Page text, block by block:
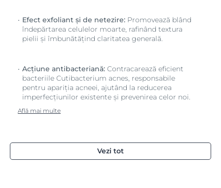
Efect exfoliant și de netezire: Promovează blând
îndepărtarea celulelor moarte, rafinând textura
pielii și îmbunătățind claritatea generală.
Acțiune antibacteriană: Contracarează eficient
bacteriile Cutibacterium acnes, responsabile
pentru apariția acneei, ajutând la reducerea
imperfecțiunilor existente și prevenirea celor noi.
Află mai multe
Vezi tot